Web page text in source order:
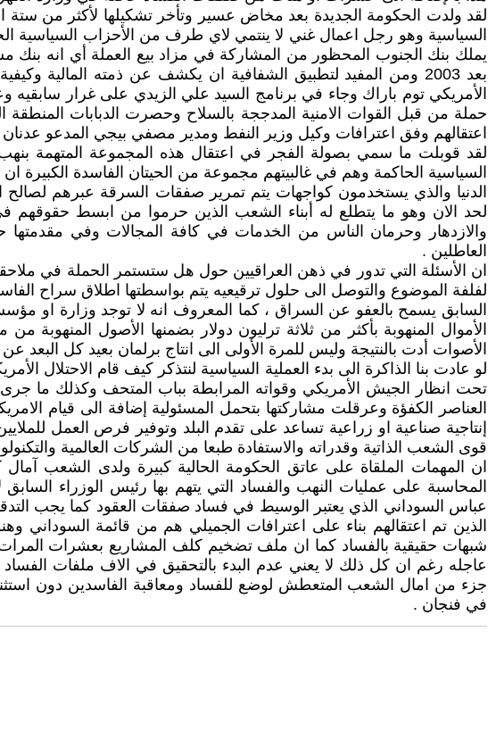
لقد ولدت الحكومة الجديدة بعد مخاض عسير وتأخر تشكيلها لأكثر من
السياسية وهو رجل اعمال غني لا ينتمي لاي طرف من الأحزاب السياسية
يملك بنك الجنوب المحظور من المشاركة في مزاد بيع العملة أي انه بنك
بعد 2003 ومن المفيد لتطبيق الشفافية ان يكشف عن ذمته
الأمريكي توم باراك وجاء في برنامج السيد علي الزيدي على غرار
حملة من قبل القوات الامنية المدججة بالسلاح وحصرت الدبابات
اعتقالهم وفق اعترافات وكيل وزير النفط ومدير مصفي بيجي المدعو عدنان
لقد قوبلت ما سمي بصولة الفجر في اعتقال هذه المجموعة المتهمة
السياسية الحاكمة وهم في غالبيتهم مجموعة من الحيتان الفاسدة
الدنيا والذي يستخدمون كواجهات يتم تمرير صفقات السرقة عبرهم لصالح
لحد الان وهو ما يتطلع له أبناء الشعب الذين حرموا من ابسط حقوقهم
والازدهار وحرمان الناس من الخدمات في كافة المجالات وفي مقدمتها
العاطلين .
ان الأسئلة التي تدور في ذهن العراقيين حول هل ستستمر الحملة في
لفلفة الموضوع والتوصل الى حلول ترقيعيه يتم بواسطتها اطلاق سراح
السابق يسمح بالعفو عن السراق ، كما المعروف انه لا توجد وزارة او
الأموال المنهوبة بأكثر من ثلاثة ترليون دولار بضمنها الأصول
الأصوات أدت بالنتيجة وليس للمرة الأولى الى انتاج برلمان بعيد كل البعد
لو عادت بنا الذاكرة الى بدء العملية السياسية لنتذكر كيف قام الاحتلال
تحت انظار الجيش الأمريكي وقواته المرابطة بباب المتحف وكذلك ما
العناصر الكفؤة وعرقلت مشاركتها بتحمل المسئولية إضافة الى قيام
إنتاجية صناعية او زراعية تساعد على تقدم البلد وتوفير فرص العمل
قوى الشعب الذاتية وقدراته والاستفادة طبعا من الشركات العالمية
ان المهمات الملقاة على عاتق الحكومة الحالية كبيرة ولدى الشعب
المحاسبة على عمليات النهب والفساد التي يتهم بها رئيس الوزراء السابق
عباس السوداني الذي يعتبر الوسيط في فساد صفقات العقود كما يجب
الذين تم اعتقالهم بناء على اعترافات الجميلي هم من قائمة السوداني
شبهات حقيقية بالفساد كما ان ملف تضخيم كلف المشاريع بعشرات
عاجله رغم ان كل ذلك لا يعني عدم البدء بالتحقيق في الاف ملفات الفساد
جزء من امال الشعب المتعطش لوضع للفساد ومعاقبة الفاسدين دون
في فنجان .